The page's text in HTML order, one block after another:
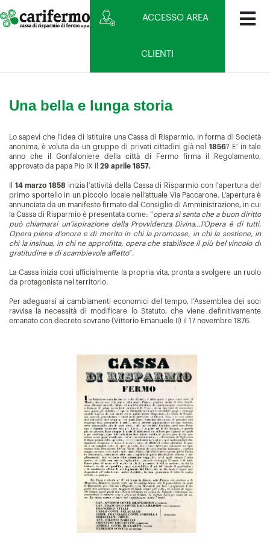
ACCESSO AREA
CLIENTI
Una bella e lunga storia
Lo sapevi che l'idea di istituire una Cassa di Risparmio, in forma di Società
anonima, è voluta da un gruppo di privati cittadini già nel 1856? E' in tale
anno che il Gonfaloniere della città di Fermo firma il Regolamento,
approvato da papa Pio IX il 29 aprile 1857.
14 marzo 1858 inizia l'attività della Cassa di Risparmio con l'apertura del
primo sportello in un piccolo locale nell’attuale Via Paccarone. L’apertura è
annunciata da un manifesto firmato dal Consiglio di Amministrazione, in cui
la Cassa di Risparmio è presentata come: “opera sì santa che a buon diritto
può chiamarsi un’ispirazione della Provvidenza Divina…l’Opera è di tutti.
Opera piena d'onore e di merito in chi la promosse, in chi la sostiene, in
chi la insinua, in chi ne approfitta, opera che stabilisce il più bel vincolo di
gratitudine e di scambievole affetto”.
La Cassa inizia così ufficialmente la propria vita, pronta a svolgere un ruolo
da protagonista nel territorio.
Per adeguarsi ai cambiamenti economici del tempo, l’Assemblea dei soci
ravvisa la necessità di modificare lo Statuto, che viene definitivamente
emanato con decreto sovrano (Vittorio Emanuele II) il 17 novembre 1876.